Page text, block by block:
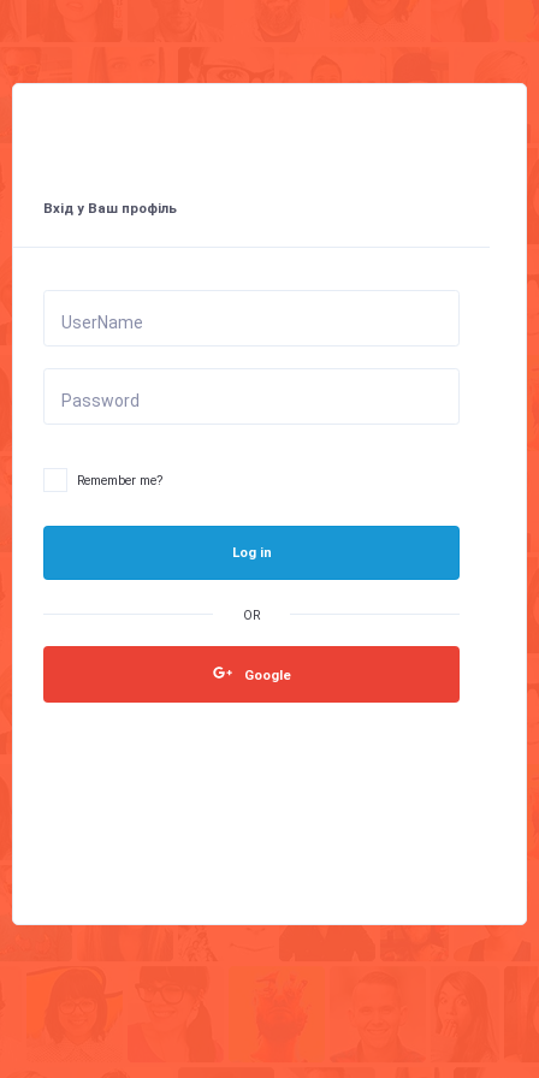
Вхід у Ваш профіль
UserName
Password
Remember me?
Log in
Google